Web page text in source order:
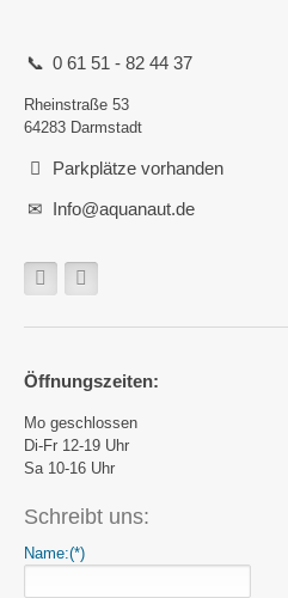
0 61 51 - 82 44 37
Rheinstraße 53
64283 Darmstadt
Parkplätze vorhanden
Info@aquanaut.de
Öffnungszeiten:
Mo geschlossen
Di-Fr 12-19 Uhr
Sa 10-16 Uhr
Schreibt uns:
Name:(*)